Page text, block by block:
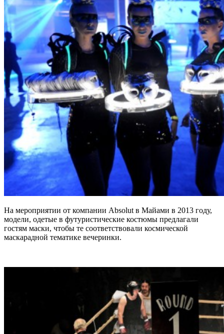
На мероприятии от компании Absolut в Майами в 2013 году,
модели, одетые в футуристические костюмы предлагали
гостям маски, чтобы те соответствовали космической
маскарадной тематике вечеринки.